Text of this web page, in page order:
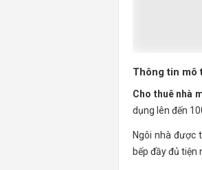
Thông tin mô
Cho thuê nhà
dụng lên đến
Ngôi nhà được
bếp đầy đủ tiện